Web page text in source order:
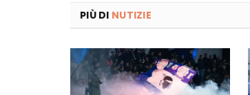
PIÙ DI NUTIZIE